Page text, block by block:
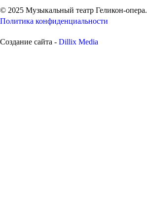
© 2025 Музыкальный театр Геликон-опера.
Политика конфиденциальности
Создание сайта - Dillix Media